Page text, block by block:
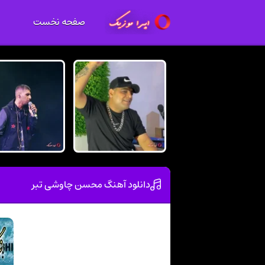
صفحه نخست
دانلود آهنگ محسن چاوشی تبر